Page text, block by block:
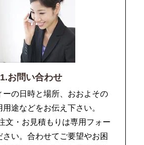
1.お問い合わせ
ーの日時と場所、おおよその
途などをお伝え下さい。
文・お見積もりは専用フォー
さい。合わせてご要望やお困